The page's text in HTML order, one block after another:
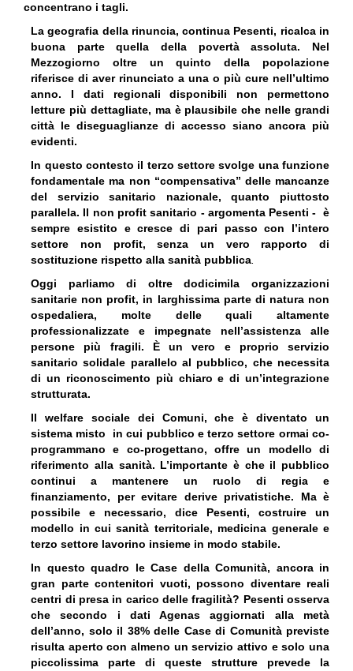
concentrano i tagli.
La geografia della rinuncia, continua Pesenti, ricalca in
buona parte quella della povertà assoluta. Nel
Mezzogiorno oltre un quinto della popolazione
riferisce di aver rinunciato a una o più cure nell’ultimo
anno. I dati regionali disponibili non permettono
letture più dettagliate, ma è plausibile che nelle grandi
città le diseguaglianze di accesso siano ancora più
evidenti.
In questo contesto il terzo settore svolge una funzione
fondamentale ma non “compensativa” delle mancanze
del servizio sanitario nazionale, quanto piuttosto
parallela. Il non profit sanitario - argomenta Pesenti - è
sempre esistito e cresce di pari passo con l’intero
settore non profit, senza un vero rapporto di
sostituzione rispetto alla sanità pubblica.
Oggi parliamo di oltre dodicimila organizzazioni
sanitarie non profit, in larghissima parte di natura non
ospedaliera, molte delle quali altamente
professionalizzate e impegnate nell’assistenza alle
persone più fragili. È un vero e proprio servizio
sanitario solidale parallelo al pubblico, che necessita
di un riconoscimento più chiaro e di un’integrazione
strutturata.
Il welfare sociale dei Comuni, che è diventato un
sistema misto in cui pubblico e terzo settore ormai co-
programmano e co-progettano, offre un modello di
riferimento alla sanità. L’importante è che il pubblico
continui a mantenere un ruolo di regia e
finanziamento, per evitare derive privatistiche. Ma è
possibile e necessario, dice Pesenti, costruire un
modello in cui sanità territoriale, medicina generale e
terzo settore lavorino insieme in modo stabile.
In questo quadro le Case della Comunità, ancora in
gran parte contenitori vuoti, possono diventare reali
centri di presa in carico delle fragilità? Pesenti osserva
che secondo i dati Agenas aggiornati alla metà
dell’anno, solo il 38% delle Case di Comunità previste
risulta aperto con almeno un servizio attivo e solo una
piccolissima parte di queste strutture prevede la